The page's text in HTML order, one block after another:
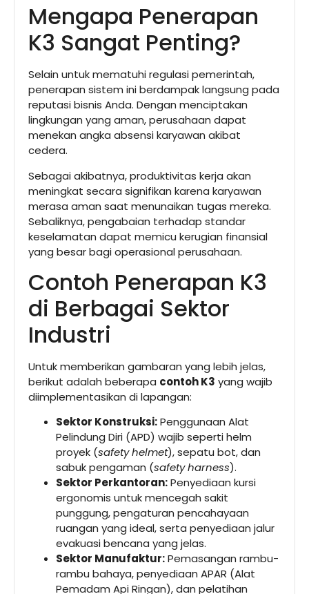
Mengapa Penerapan
K3 Sangat Penting?
Selain untuk mematuhi regulasi pemerintah,
penerapan sistem ini berdampak langsung pada
reputasi bisnis Anda. Dengan menciptakan
lingkungan yang aman, perusahaan dapat
menekan angka absensi karyawan akibat
cedera.
Sebagai akibatnya, produktivitas kerja akan
meningkat secara signifikan karena karyawan
merasa aman saat menunaikan tugas mereka.
Sebaliknya, pengabaian terhadap standar
keselamatan dapat memicu kerugian finansial
yang besar bagi operasional perusahaan.
Contoh Penerapan K3
di Berbagai Sektor
Industri
Untuk memberikan gambaran yang lebih jelas,
berikut adalah beberapa contoh K3 yang wajib
diimplementasikan di lapangan:
Sektor Konstruksi:Penggunaan Alat
Pelindung Diri (APD) wajib seperti helm
proyek (safety helmet), sepatu bot, dan
sabuk pengaman (safety harness).
Sektor Perkantoran:Penyediaan kursi
ergonomis untuk mencegah sakit
punggung, pengaturan pencahayaan
ruangan yang ideal, serta penyediaan jalur
evakuasi bencana yang jelas.
Sektor Manufaktur:Pemasangan rambu-
rambu bahaya, penyediaan APAR (Alat
Pemadam Api Ringan), dan pelatihan